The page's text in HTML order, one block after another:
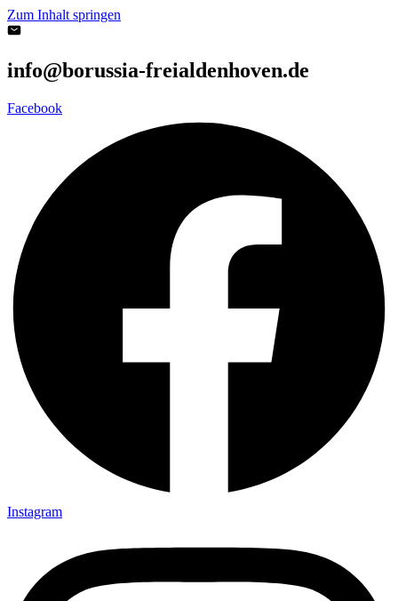
Zum Inhalt springen
info@borussia-freialdenhoven.de
Facebook
Instagram